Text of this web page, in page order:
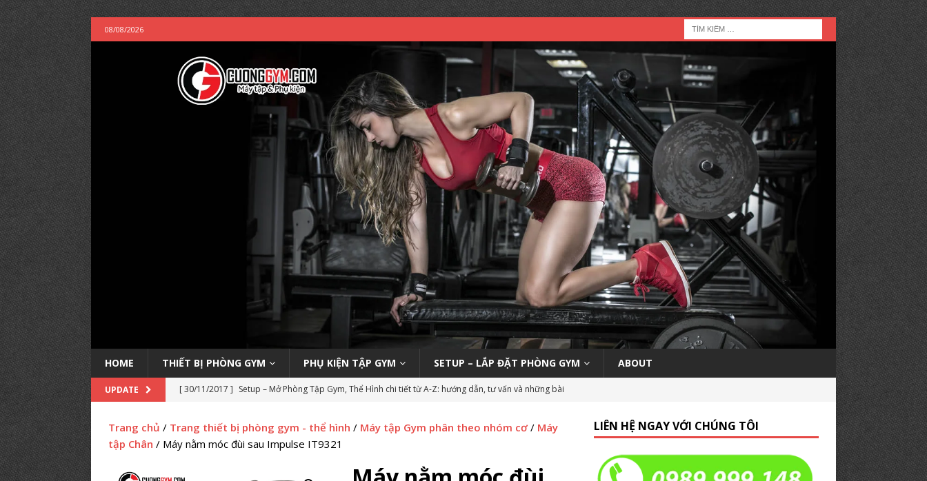
08/08/2026
HOME THIẾT BỊ PHÒNG GYM PHỤ KIỆN TẬP GYM SETUP – LẮP ĐẶT PHÒNG GYM ABOUT
UPDATE [ 30/11/2017 ] Setup – Mở Phòng Tập Gym, Thể Hình chi tiết từ A-Z: hướng dẫn, tư vấn và những bài
[ 14/11/2022 ]
Trang bị máy Inbody 270 tại phòng gym | Nên hay không nên?
KINH NGHIỆM MỞ
Trang chủ / Trang thiết bị phòng gym - thể hình / Máy tập Gym phân theo nhóm cơ / Máy
tập Chân / Máy nằm móc đùi sau Impulse IT9321
LIÊN HỆ NGAY VỚI CHÚNG TÔI